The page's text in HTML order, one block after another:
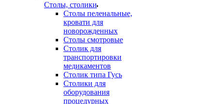
Столы, столики
Столы пеленальные,
кровати для
новорожденных
Столы смотровые
Столик для
транспортировки
медикаментов
Столик типа Гусь
Столики для
оборудования
процедурных